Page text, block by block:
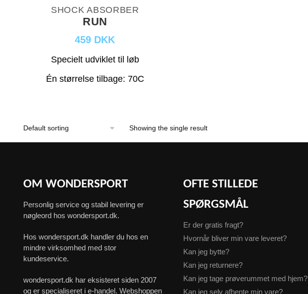
SHOCK ABSORBER
RUN
459 DKK
Specielt udviklet til løb
Én størrelse tilbage: 70C
Showing the single result
OM WONDERSPORT
Personlig service og stabil levering er
nøgleord hos wondersport.dk.
Hos wondersport.dk handler du hos en
mindre virksomhed med stor
kundeservice.
wondersport.dk har eksisteret siden 2007
og er specialiseret i e-handel. Webshoppen
OFTE STILLEDE
SPØRGSMÅL
Er der gratis fragt?
Hvornår bliver min vare leveret?
Kan jeg bytte?
Kan jeg returnere?
Kan jeg tage prøverummet med hjem?
Kan jeg selv afhente min vare?